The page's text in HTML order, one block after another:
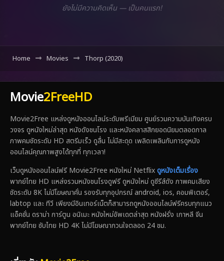
ยังไม่มีความคิดเห็น — เป็นคนแรก!
Home Movies Thorp (2020)
Movie2FreeHD
Movie2Free แหล่งดูหนังออนไลน์ระดับพรีเมียม ศูนย์รวมความบันเทิงครบ
วงจร ดูหนังใหม่ล่าสุด หนังดังชนโรง และหนังคลาสสิกยอดนิยมตลอดกาล
ภาพคมชัดระดับ HD สตรีมเร็ว ดูลื่น ไม่มีสะดุด เพลิดเพลินกับการดูหนัง
ออนไลน์คุณภาพสูงได้ทุกที่ ทุกเวลา!
เว็บดูหนังออนไลน์ฟรี Movie2Free หนังใหม่ Netflixดูหนังเต็มเรื่อง
พากย์ไทย HD แหล่งรวมหนังชนโรงดูฟรี ดูหนังใหม่ ดูซีรีส์ดัง ภาพคมเสียง
ชัดระดับ 8K ไม่มีโฆษณาคั่น รองรับทุกอุปกรณ์ android, ios, คอมพิเตอร์,
labtop และ ทีวี เพียงมีอินเทอร์เน็ตก็สามารถดูหนังออนไลน์ฟรีครบทุกแนว
แอ็คชั่น ดราม่า การ์ตูน อนิเมะ หนังใหม่อัพเดตล่าสุด หนังฝรั่ง เกาหลี จีน
พากย์ไทย ซับไทย HD 4K ไม่มีโฆษณากวนใจตลอด 24 ชม.